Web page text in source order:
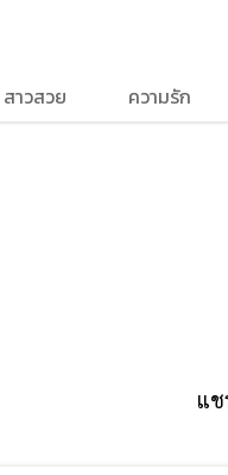
สาวสวย ความรัก
แ